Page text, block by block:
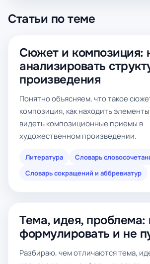
Статьи по теме
Сюжет и композиция:
анализировать
произведения
Понятно объясняем, что такое
композиция, как находить
видеть композиционные приемы в
художественном произведении.
Литература
Словарь
Словарь сокращений и аббревиатур
Тема, идея, проблема:
формулировать и не
Разбираю, чем отличаются тема,